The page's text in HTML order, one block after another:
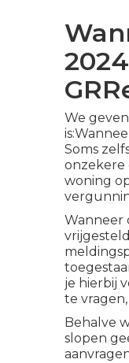
We
Soms
onzekere
woning
Wanneer
je hierbij
te
Behalve
slopen